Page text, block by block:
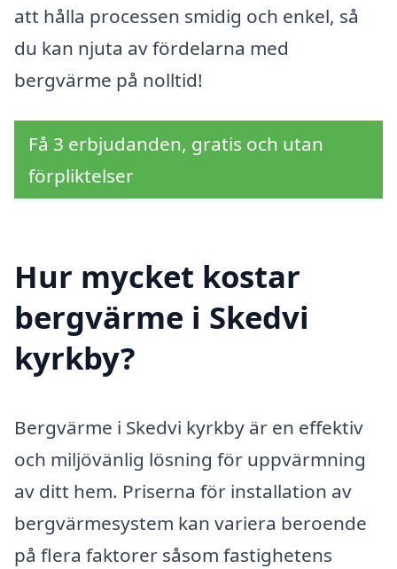
att hålla processen smidig och enkel, så
du kan njuta av fördelarna med
bergvärme på nolltid!
Få 3 erbjudanden, gratis och utan
förpliktelser
Hur mycket kostar
bergvärme i Skedvi
kyrkby?
Bergvärme i Skedvi kyrkby är en effektiv
och miljövänlig lösning för uppvärmning
av ditt hem. Priserna för installation av
bergvärmesystem kan variera beroende
på flera faktorer såsom fastighetens